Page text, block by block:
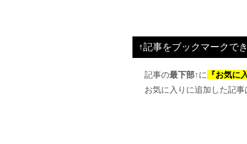
ビ
ゲ
ー
シ
↑記事をブックマークで
記事の最下部↑に 『お気に
お気に入りに追加した記事